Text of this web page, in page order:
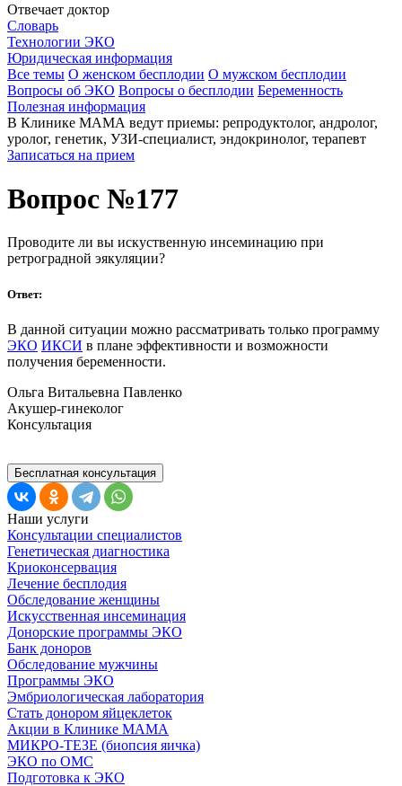
Отвечает доктор
Словарь
Технологии ЭКО
Юридическая информация
Все темы О женском бесплодии О мужском бесплодии
Вопросы об ЭКО Вопросы о бесплодии Беременность
Полезная информация
В Клинике МАМА ведут приемы: репродуктолог, андролог,
уролог, генетик, УЗИ-специалист, эндокринолог, терапевт
Записаться на прием
Вопрос №177
Проводите ли вы искуственную инсеминацию при
ретроградной эякуляции?
Ответ:
В данной ситуации можно рассматривать только программу
ЭКО ИКСИ в плане эффективности и возможности
получения беременности.
Ольга Витальевна Павленко
Акушер-гинеколог
Консультация
Бесплатная консультация
Наши услуги
Консультации специалистов
Генетическая диагностика
Криоконсервация
Лечение бесплодия
Обследование женщины
Искусственная инсеминация
Донорские программы ЭКО
Банк доноров
Обследование мужчины
Программы ЭКО
Эмбриологическая лаборатория
Стать донором яйцеклеток
Акции в Клинике МАМА
МИКРО-ТЕЗЕ (биопсия яичка)
ЭКО по ОМС
Подготовка к ЭКО